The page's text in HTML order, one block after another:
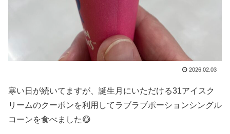
2026.02.03
寒い日が続いてますが、誕生月にいただける31アイスク
リームのクーポンを利用してラブラブポーションシングル
コーンを食べました😋